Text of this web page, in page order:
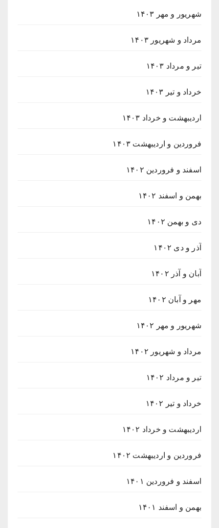
شهریور و مهر ۱۴۰۳
مرداد و شهریور ۱۴۰۳
تیر و مرداد ۱۴۰۳
خرداد و تیر ۱۴۰۳
اردیبهشت و خرداد ۱۴۰۳
فروردین و اردیبهشت ۱۴۰۳
اسفند و فروردین ۱۴۰۲
بهمن و اسفند ۱۴۰۲
دی و بهمن ۱۴۰۲
آذر و دی ۱۴۰۲
آبان و آذر ۱۴۰۲
مهر و آبان ۱۴۰۲
شهریور و مهر ۱۴۰۲
مرداد و شهریور ۱۴۰۲
تیر و مرداد ۱۴۰۲
خرداد و تیر ۱۴۰۲
اردیبهشت و خرداد ۱۴۰۲
فروردین و اردیبهشت ۱۴۰۲
اسفند و فروردین ۱۴۰۱
بهمن و اسفند ۱۴۰۱